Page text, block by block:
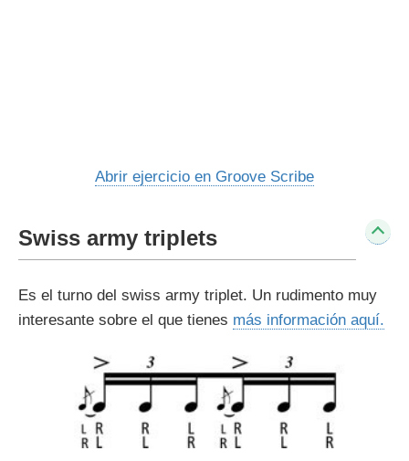
Abrir ejercicio en Groove Scribe
Swiss army triplets
Es el turno del swiss army triplet. Un rudimento muy
interesante sobre el que tienes más información aquí.